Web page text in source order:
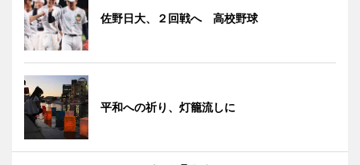
佐野日大、２回戦へ 高校野球
平和への祈り、灯籠流しに